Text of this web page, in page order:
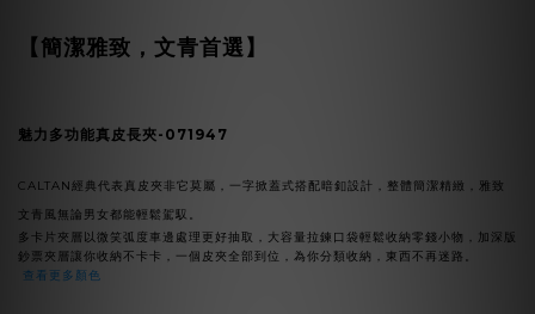
【簡潔雅致，文青首選】
魅力多功能真皮長夾-071947
CALTAN經典代表真皮夾非它莫屬，一字掀蓋式搭配暗釦設計，整體簡潔精緻，雅致
文青風無論男女都能輕鬆駕馭。
多卡片夾層 以微笑弧度車邊處理更好抽取， 大容量拉鍊口袋輕鬆收納零錢小物，加深版
鈔票夾層讓你收納不卡卡，一個皮夾全部到位，為你分類收納，東西不再迷路。
查看更多顏色